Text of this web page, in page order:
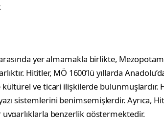
yer almamakla birlikte,
Hititler, MÖ 1600’lü yıllarda
ve ticari ilişkilerde bulunmuşlardır.
sistemlerini benimsemişlerdir. Ayrıca,
benzerlik göstermektedir.